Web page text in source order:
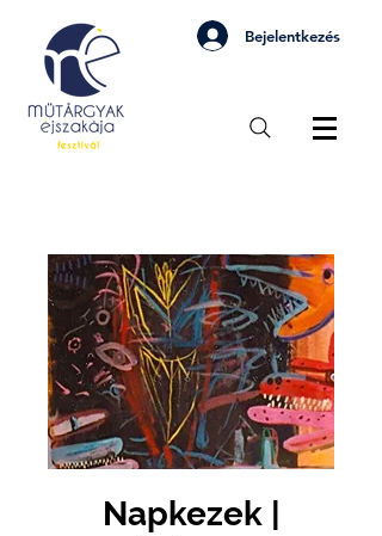
Bejelentkezés
Napkezek |